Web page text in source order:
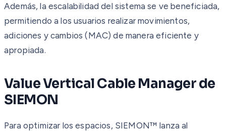
Además, la escalabilidad del sistema se ve beneficiada,
permitiendo a los usuarios realizar movimientos,
adiciones y cambios (MAC) de manera eficiente y
apropiada.
Value Vertical Cable Manager de
SIEMON
Para optimizar los espacios, SIEMON™ lanza al